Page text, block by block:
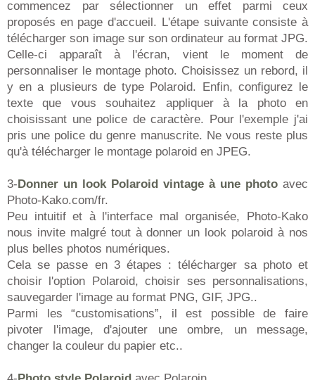
commencez par sélectionner un effet parmi ceux
proposés en page d'accueil. L'étape suivante consiste à
télécharger son image sur son ordinateur au format JPG.
Celle-ci apparaît à l'écran, vient le moment de
personnaliser le montage photo. Choisissez un rebord, il
y en a plusieurs de type Polaroid. Enfin, configurez le
texte que vous souhaitez appliquer à la photo en
choisissant une police de caractère. Pour l'exemple j'ai
pris une police du genre manuscrite. Ne vous reste plus
qu'à télécharger le montage polaroid en JPEG.
3-Donner un look Polaroid vintage à une photo avec
Photo-Kako.com/fr.
Peu intuitif et à l'interface mal organisée, Photo-Kako
nous invite malgré tout à donner un look polaroid à nos
plus belles photos numériques.
Cela se passe en 3 étapes : télécharger sa photo et
choisir l'option Polaroid, choisir ses personnalisations,
sauvegarder l'image au format PNG, GIF, JPG..
Parmi les “customisations”, il est possible de faire
pivoter l'image, d'ajouter une ombre, un message,
changer la couleur du papier etc..